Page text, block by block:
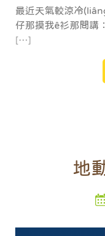
最近天氣較涼冷
仔那摸我ê衫那問講
[…]
地